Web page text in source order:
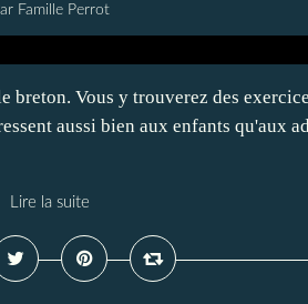
Famille Perrot
breton. Vous y trouverez des
aussi bien aux enfants qu'aux
Lire la suite